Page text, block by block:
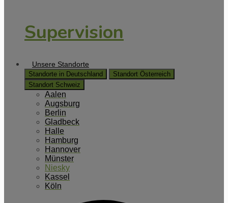
Supervision
Unsere Standorte
Standorte in Deutschland
Standort Österreich
Standort Schweiz
Aalen
Augsburg
Berlin
Gladbeck
Halle
Hamburg
Hannover
Münster
Niesky
Kassel
Köln